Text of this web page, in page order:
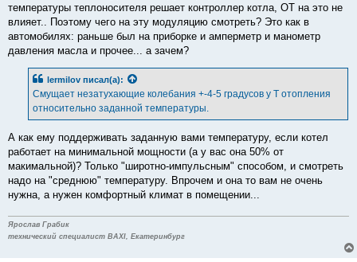
температуры теплоносителя решает контроллер котла, ОТ на это не
влияет.. Поэтому чего на эту модуляцию смотреть? Это как в
автомобилях: раньше был на приборке и амперметр и манометр
давления масла и прочее... а зачем?
lermilov писал(а):
Смущает незатухающие колебания +-4-5 градусов у T отопления
относительно заданной температуры.
А как ему поддерживать заданную вами температуру, если котел
работает на минимальной мощности (а у вас она 50% от
макимальной)? Только "широтно-импульсным" способом, и смотреть
надо на "среднюю" температуру. Впрочем и она то вам не очень
нужна, а нужен комфортный климат в помещении...
Ярослав Грабик
технический специалист BAXI, Екатеринбург